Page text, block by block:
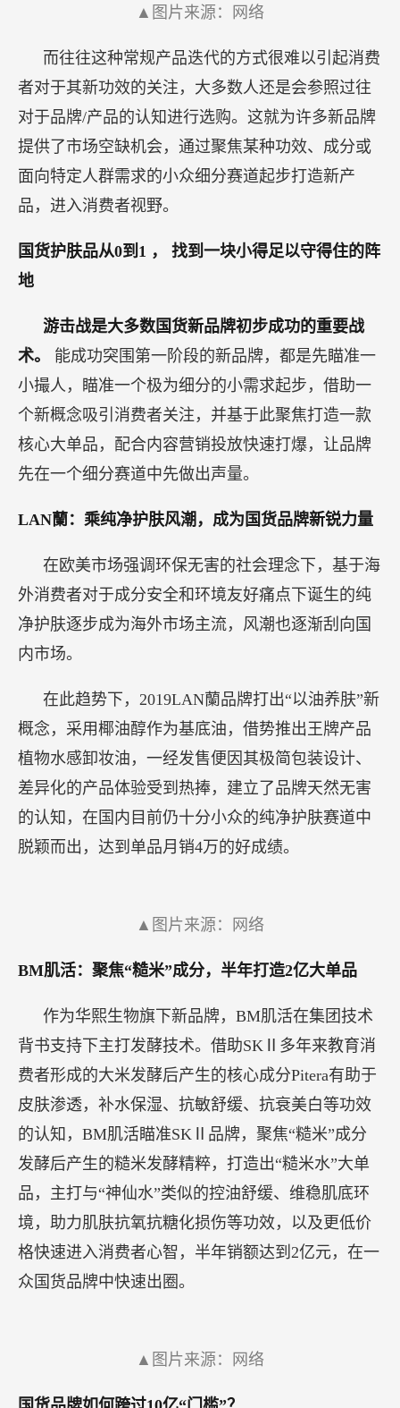
▲图片来源：网络
而往往这种常规产品迭代的方式很难以引起消费
者对于其新功效的关注，大多数人还是会参照过往
对于品牌/产品的认知进行选购。这就为许多新品牌
提供了市场空缺机会，通过聚焦某种功效、成分或
面向特定人群需求的小众细分赛道起步打造新产
品，进入消费者视野。
国货护肤品从0到1 ， 找到一块小得足以守得住的阵
地
游击战是大多数国货新品牌初步成功的重要战
术。 能成功突围第一阶段的新品牌，都是先瞄准一
小撮人，瞄准一个极为细分的小需求起步，借助一
个新概念吸引消费者关注，并基于此聚焦打造一款
核心大单品，配合内容营销投放快速打爆，让品牌
先在一个细分赛道中先做出声量。
LAN蘭：乘纯净护肤风潮，成为国货品牌新锐力量
在欧美市场强调环保无害的社会理念下，基于海
外消费者对于成分安全和环境友好痛点下诞生的纯
净护肤逐步成为海外市场主流，风潮也逐渐刮向国
内市场。
在此趋势下，2019LAN蘭品牌打出“以油养肤”新
概念，采用椰油醇作为基底油，借势推出王牌产品
植物水感卸妆油，一经发售便因其极简包装设计、
差异化的产品体验受到热捧，建立了品牌天然无害
的认知，在国内目前仍十分小众的纯净护肤赛道中
脱颖而出，达到单品月销4万的好成绩。
▲图片来源：网络
BM肌活：聚焦“糙米”成分，半年打造2亿大单品
作为华熙生物旗下新品牌，BM肌活在集团技术
背书支持下主打发酵技术。借助SKⅡ多年来教育消
费者形成的大米发酵后产生的核心成分Pitera有助于
皮肤渗透，补水保湿、抗敏舒缓、抗衰美白等功效
的认知，BM肌活瞄准SKⅡ品牌，聚焦“糙米”成分
发酵后产生的糙米发酵精粹，打造出“糙米水”大单
品，主打与“神仙水”类似的控油舒缓、维稳肌底环
境，助力肌肤抗氧抗糖化损伤等功效，以及更低价
格快速进入消费者心智，半年销额达到2亿元，在一
众国货品牌中快速出圈。
▲图片来源：网络